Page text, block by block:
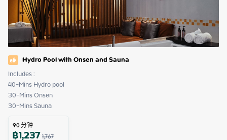
Hydro Pool with Onsen and Sauna
Includes :
40-Mins Hydro pool
30-Mins Onsen
30-Mins Sauna
90分钟
฿1,2371,767